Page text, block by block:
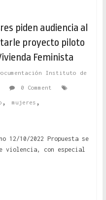
piden audiencia al
proyecto piloto
Feminista
Instituto de
0 Comment
, mujeres ,
12/10/2022 Propuesta se
violencia, con especial